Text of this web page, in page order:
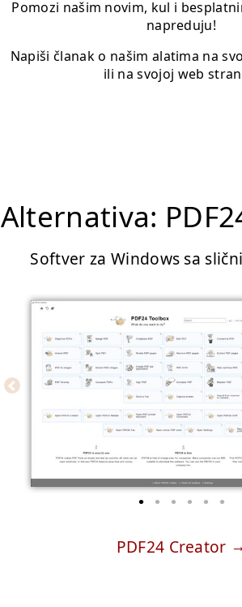
Pomozi našim novim, kul i
napreduju!
Napiši članak o našim alatima na
ili na svojoj web
Alternativa:
Softver za Windows sa
PDF24 Creator